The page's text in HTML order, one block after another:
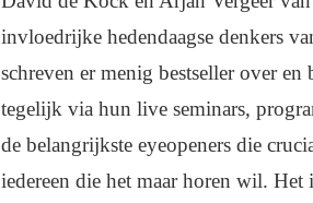
invloedrijke hedendaagse denkers
schreven er menig bestseller over
tegelijk via hun live seminars,
de belangrijkste eyeopeners die
iedereen die het maar horen wil.